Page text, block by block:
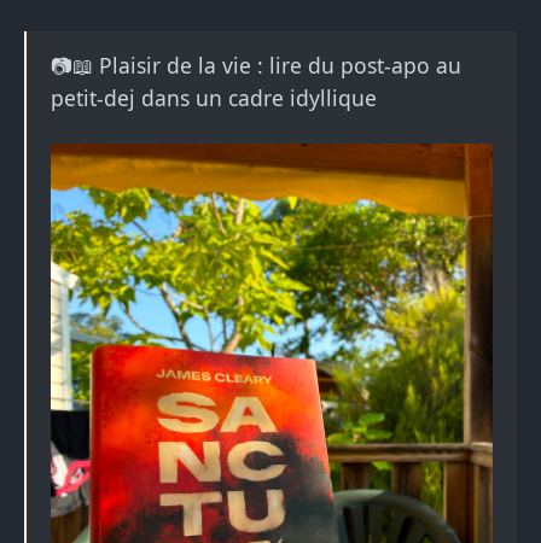
📷📖 Plaisir de la vie : lire du post-apo au
petit-dej dans un cadre idyllique